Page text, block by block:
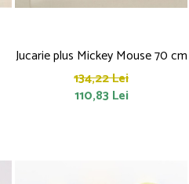
Jucarie plus Mickey Mouse 70 cm
134,22 Lei
110,83 Lei